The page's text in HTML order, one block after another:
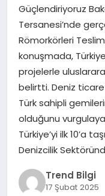
SAĞLIK
SPOR
TEKNOLOJI
YAŞAM
Güçlendiriyoruz
Tersanesi’nde
Römorkörleri
konuşmada,
projelerle
belirtti. Deniz
Türk sahipli
olduğunu
Türkiye’yi ilk 10’a
Denizcilik
Trend Bilgi
17 Şubat 2025